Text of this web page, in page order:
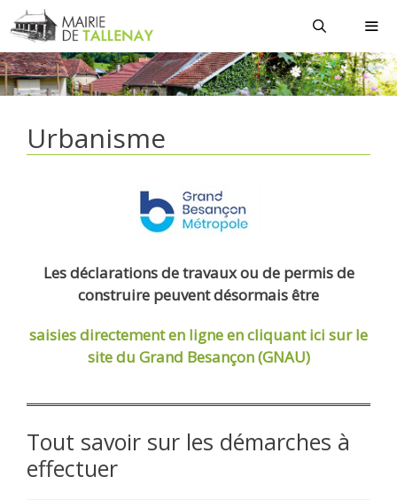
Aller
au
contenu
Urbanisme
Les déclarations de travaux ou de permis de
construire peuvent désormais être
saisies directement en ligneen cliquant ici sur le
site du Grand Besançon (GNAU)
Tout savoir sur les démarches à
effectuer